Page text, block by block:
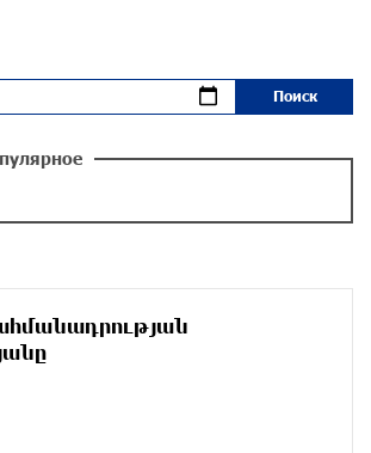
бойкота оппозиции - пустая
дня? «Паст»
около одного месяца назад
Марукян стал обладателем бронзовой